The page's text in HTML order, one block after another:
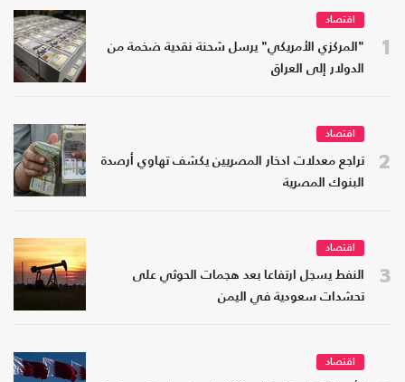
1
اقتصاد
"المركزي الأمريكي" يرسل شحنة نقدية ضخمة من
الدولار إلى العراق
2
اقتصاد
تراجع معدلات ادخار المصريين يكشف تهاوي أرصدة
البنوك المصرية
3
اقتصاد
النفط يسجل ارتفاعا بعد هجمات الحوثي على
تحشدات سعودية في اليمن
اقتصاد